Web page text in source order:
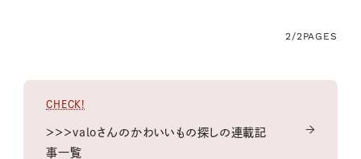
2/2 PAGES
CHECK!
＞＞＞valoさんのかわいいもの探しの連載記
事一覧